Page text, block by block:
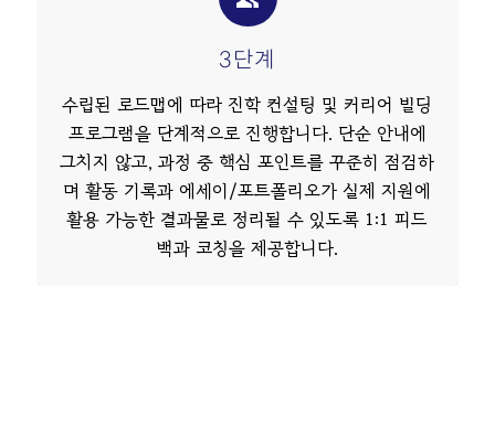
3단계
수립된 로드맵에 따라 진학 컨설팅 및 커리어 빌딩
프로그램을 단계적으로 진행합니다. 단순 안내에
그치지 않고, 과정 중 핵심 포인트를 꾸준히 점검하
며 활동 기록과 에세이/포트폴리오가 실제 지원에
활용 가능한 결과물로 정리될 수 있도록 1:1 피드
백과 코칭을 제공합니다.